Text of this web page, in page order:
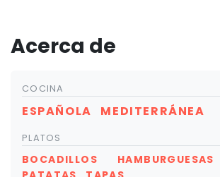
Acerca de
COCINA
ESPAÑOLA MEDITERRÁNEA
PLATOS
BOCADILLOS HAMBURGUESAS